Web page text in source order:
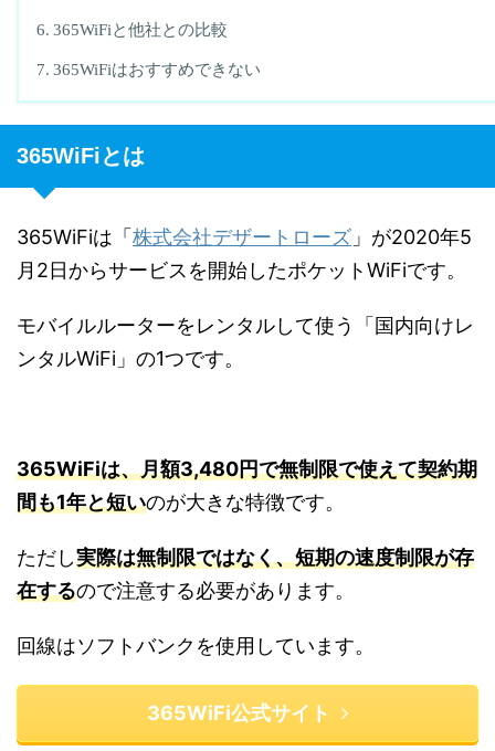
365WiFiと他社との比較
365WiFiはおすすめできない
365WiFiとは
365WiFiは「株式会社デザートローズ 」が2020年5
月2日からサービスを開始したポケットWiFiです。
モバイルルーターをレンタルして使う「国内向けレ
ンタルWiFi」の1つです。
365WiFiは、月額3,480円で無制限で使えて契約期
間も1年と短いのが大きな特徴です。
ただし実際は無制限ではなく、短期の速度制限が存
在するので注意する必要があります。
回線はソフトバンクを使用しています。
365WiFi公式サイト